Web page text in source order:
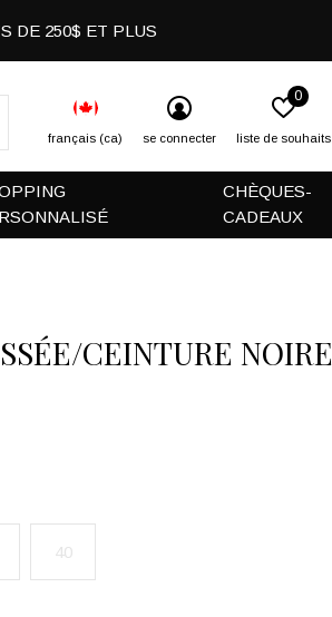
CHÈQUES-
CADEAUX
français (ca) se connecter liste de souhaits
0
DE 250$ ET PLUS
CEINTURE NOIRE
40